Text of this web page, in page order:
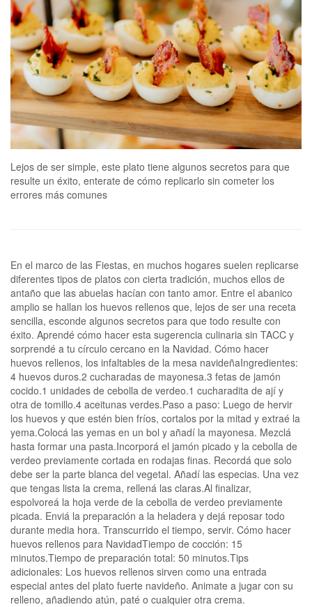
Lejos de ser simple, este plato tiene algunos secretos para que
resulte un éxito, enterate de cómo replicarlo sin cometer los
errores más comunes
En el marco de las Fiestas, en muchos hogares suelen replicarse
diferentes tipos de platos con cierta tradición, muchos ellos de
antaño que las abuelas hacían con tanto amor. Entre el abanico
amplio se hallan los huevos rellenos que, lejos de ser una receta
sencilla, esconde algunos secretos para que todo resulte con
éxito. Aprendé cómo hacer esta sugerencia culinaria sin TACC y
sorprendé a tu círculo cercano en la Navidad. Cómo hacer
huevos rellenos, los infaltables de la mesa navideñaIngredientes:
4 huevos duros.2 cucharadas de mayonesa.3 fetas de jamón
cocido.1 unidades de cebolla de verdeo.1 cucharadita de ají y
otra de tomillo.4 aceitunas verdes.Paso a paso: Luego de hervir
los huevos y que estén bien fríos, cortalos por la mitad y extraé la
yema.Colocá las yemas en un bol y añadí la mayonesa. Mezclá
hasta formar una pasta.Incorporá el jamón picado y la cebolla de
verdeo previamente cortada en rodajas finas. Recordá que solo
debe ser la parte blanca del vegetal. Añadí las especias. Una vez
que tengas lista la crema, rellená las claras.Al finalizar,
espolvoreá la hoja verde de la cebolla de verdeo previamente
picada. Enviá la preparación a la heladera y dejá reposar todo
durante media hora. Transcurrido el tiempo, servir. Cómo hacer
huevos rellenos para NavidadTiempo de cocción: 15
minutos.Tiempo de preparación total: 50 minutos.Tips
adicionales: Los huevos rellenos sirven como una entrada
especial antes del plato fuerte navideño. Animate a jugar con su
relleno, añadiendo atún, paté o cualquier otra crema.